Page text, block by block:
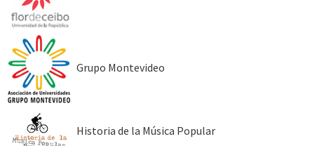
Grupo Montevideo
Historia de la Música Popular